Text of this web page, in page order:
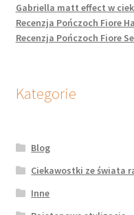
Gabriella matt effect w
Recenzja Pończoch Fiore
Recenzja Pończoch Fiore
Kategorie
Blog
Ciekawostki ze świata
Inne